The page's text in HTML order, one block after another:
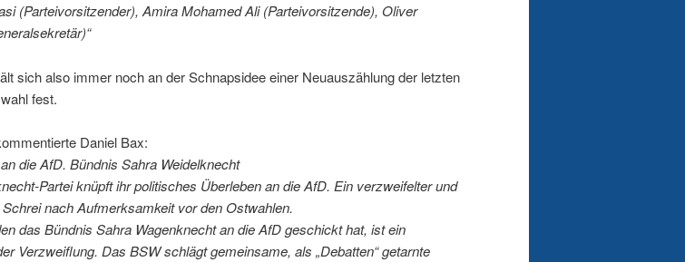
(Parteivorsitzender), Amira Mohamed Ali (Parteivorsitzende), Oliver
sich also immer noch an der Schnapsidee einer Neuauszählung der letzten
fest.
Daniel Bax:
die AfD. Bündnis Sahra Weidelknecht
Partei knüpft ihr politisches Überleben an die AfD. Ein verzweifelter und
nach Aufmerksamkeit vor den Ostwahlen.
das Bündnis Sahra Wagenknecht an die AfD geschickt hat, ist ein
Verzweiflung. Das BSW schlägt gemeinsame, als „Debatten“ getarnte